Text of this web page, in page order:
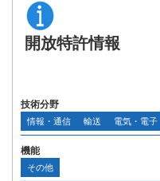
開放特許情報
技術分野
情報・通信 輸送 電気・電子
機能
その他